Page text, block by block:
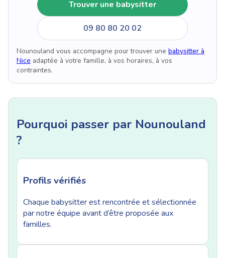
Trouver une babysitter
09 80 80 20 02
Nounouland vous accompagne pour trouver une babysitter à
Nice adaptée à votre famille, à vos horaires, à vos
contraintes.
Pourquoi passer par Nounouland
?
Profils vérifiés
Chaque babysitter est rencontrée et sélectionnée
par notre équipe avant d’être proposée aux
familles.